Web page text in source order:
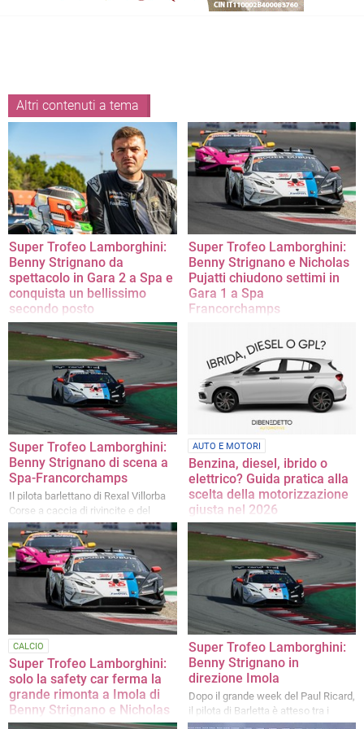
Altri contenuti a tema
Super Trofeo Lamborghini:
Benny Strignano da
spettacolo in Gara 2 a Spa e
conquista un bellissimo
secondo posto
Nell'iconico circuito belga il pilota
barlettano è autore di un'esaltante
rimonta, culminata con un grandioso
sorpasso nel mitico tratto di Eau
Rouge-Raidillon
Super Trofeo Lamborghini:
Benny Strignano e Nicholas
Pujatti chiudono settimi in
Gara 1 a Spa
Francorchamps
guida in quinta posizione. Gara
condizionata dalla safety car nel
finale
Super Trofeo Lamborghini:
Benny Strignano di scena a
Spa-Francorchamps
Il pilota barlettano di Rexal Villorba
Corse a caccia di rivincite e del
primato in classifica sul leggendario
circuito belga
AUTO E MOTORI
Benzina, diesel, ibrido o
elettrico? Guida pratica alla
scelta della motorizzazione
giusta nel 2026
Un approfondimento a cura di
Dibenedetto Automotive
CALCIO
Super Trofeo Lamborghini:
solo la safety car ferma la
grande rimonta a Imola di
Benny Strignano e Nicholas
Pujatti
Super Trofeo Lamborghini:
Benny Strignano in
direzione Imola
Dopo il grande week del Paul Ricard,
il pilota di Barletta è atteso tra i
protagonisti seconda tappa del